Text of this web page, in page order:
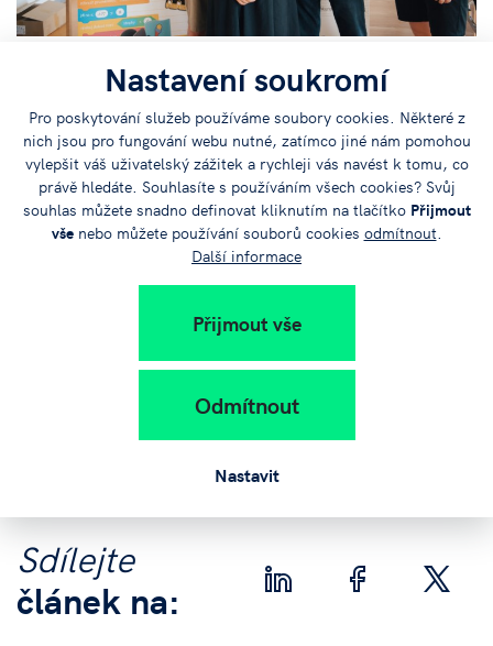
Nastavení soukromí
Pro poskytování služeb používáme soubory cookies. Některé z
nich jsou pro fungování webu nutné, zatímco jiné nám pomohou
vylepšit váš uživatelský zážitek a rychleji vás navést k tomu, co
právě hledáte. Souhlasíte s používáním všech cookies? Svůj
souhlas můžete snadno definovat kliknutím na tlačítko Přijmout
všenebo můžete používání souborů cookies odmítnout.
Další informace
Přijmout vše
Odmítnout
Nastavit
Sdílejte
článek na: